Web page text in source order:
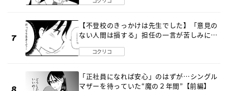
【不登校のきっかけは先生でした】「意見の
ない人間は損する」担任の一言が苦しみに…
コクリコ
「正社員になれば安心」のはずが…シングル
マザーを待っていた“魔の２年間”【前編】